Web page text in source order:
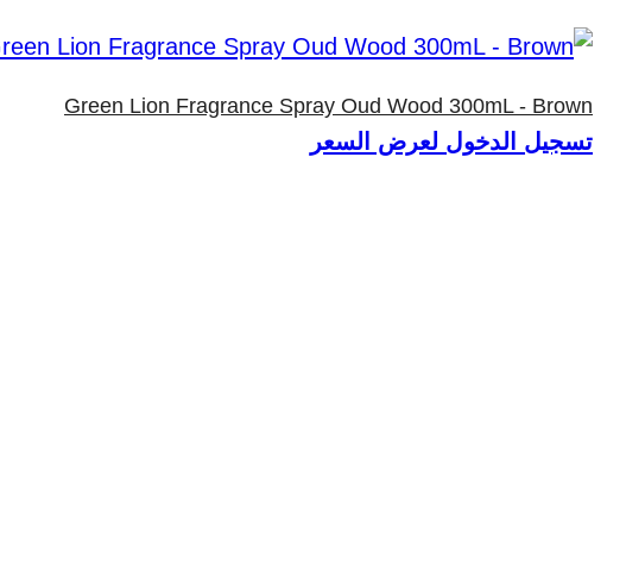
Green Lion Fragrance Spray Oud Wood 300mL - Brown
تسجيل الدخول لعرض السعر